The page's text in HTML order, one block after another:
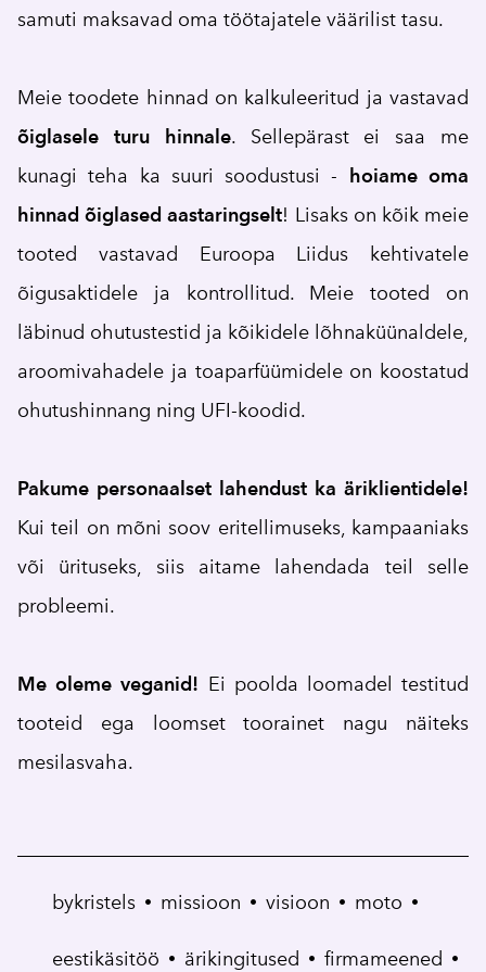
samuti maksavad oma töötajatele väärilist tasu.
Meie toodete hinnad on kalkuleeritud ja vastavad
õiglasele turu hinnale. Sellepärast ei saa me
kunagi teha ka suuri soodustusi - hoiame oma
hinnad õiglased aastaringselt! Lisaks on kõik meie
tooted vastavad Euroopa Liidus kehtivatele
õigusaktidele ja kontrollitud. Meie tooted on
läbinud ohutustestid ja kõikidele lõhnaküünaldele,
aroomivahadele ja toaparfüümidele on koostatud
ohutushinnang ning UFI-koodid.
Pakume personaalset lahendust ka äriklientidele!
Kui teil on mõni soov eritellimuseks, kampaaniaks
või ürituseks, siis aitame lahendada teil selle
probleemi.
Me oleme veganid! Ei poolda loomadel testitud
tooteid ega loomset toorainet nagu näiteks
mesilasvaha.
bykristels • missioon • visioon • moto •
eestikäsitöö • ärikingitused • firmameened •